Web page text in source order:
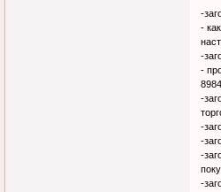
-
-
-
-
-
-
-
-
-